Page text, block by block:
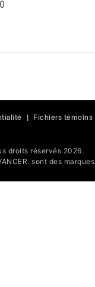
Fichiers témoins
droits réservés 2026.
sont des